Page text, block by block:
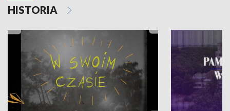
HISTORIA